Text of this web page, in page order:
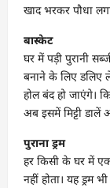
खाद भरकर पौधा
बास्केट
घर में पड़ी पुरानी
बनाने के लिए
होल बंद हो जाएंगे।
अब इसमें मिट्टी
पुराना ड्रम
हर किसी के घर में एक
नहीं होता। यह